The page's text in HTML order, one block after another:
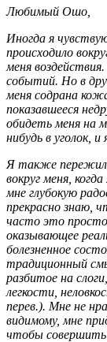
Любимый Ошо,
Иногда я
происходило
меня
событий. Но в
меня содрана
показавшееся
обидеть меня на
нибудь в уголок,
Я также
вокруг меня,
мне глубокую
прекрасно знаю,
часто это просто
оказывающее
болезненное
традиционный
разбитое на
легкости,
перев.). Мне не
видимому, мне
чтобы